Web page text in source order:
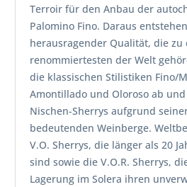
Terroir für den Anbau der
Palomino Fino. Daraus
herausragender Qualität, die zu
renommiertesten der Welt
die klassischen Stilistiken Fino/
Amontillado und Oloroso ab
Nischen-Sherrys aufgrund
bedeutenden Weinberge.
V.O. Sherrys, die länger als 20
sind sowie die V.O.R. Sherrys,
Lagerung im Solera ihren